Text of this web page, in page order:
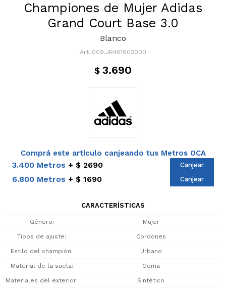
Championes de Mujer Adidas
Grand Court Base 3.0
Blanco
009.JR461602000
$ 3.690
Comprá este artículo canjeando tus Metros OCA
3.400 Metros $ 2690 Canjear
6.800 Metros $ 1690 Canjear
CARACTERÍSTICAS
Género Mujer
Tipos de ajuste Cordones
Estilo del champión Urbano
Material de la suela Goma
Materiales del exterior Sintético